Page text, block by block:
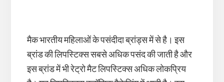
मैकभारतीय महिलाओं के पसंदीदा ब्रांड्स में से है। इस
ब्रांड की लिपस्टिक्स सबसे अधिक पसंद की जाती है और
इस ब्रांड में भी रेट्रो मैट लिपस्टिक्स अधिक लोकप्रिय